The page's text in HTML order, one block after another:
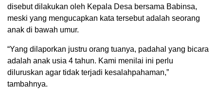
disebut dilakukan oleh Kepala Desa bersama Babinsa,
meski yang mengucapkan kata tersebut adalah seorang
anak di bawah umur.
“Yang dilaporkan justru orang tuanya, padahal yang bicara
adalah anak usia 4 tahun. Kami menilai ini perlu
diluruskan agar tidak terjadi kesalahpahaman,”
tambahnya.